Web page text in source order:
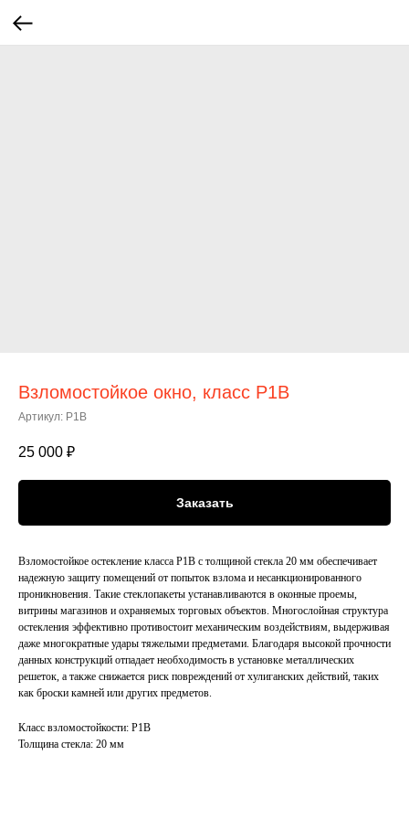
Взломостойкое окно, класс Р1В
Артикул: Р1В
25 000 ₽
Заказать
Взломостойкое остекление класса Р1В с толщиной стекла 20 мм обеспечивает
надежную защиту помещений от попыток взлома и несанкционированного
проникновения. Такие стеклопакеты устанавливаются в оконные проемы,
витрины магазинов и охраняемых торговых объектов. Многослойная структура
остекления эффективно противостоит механическим воздействиям, выдерживая
даже многократные удары тяжелыми предметами. Благодаря высокой прочности
данных конструкций отпадает необходимость в установке металлических
решеток, а также снижается риск повреждений от хулиганских действий, таких
как броски камней или других предметов.
Класс взломостойкости: Р1В
Толщина стекла: 20 мм